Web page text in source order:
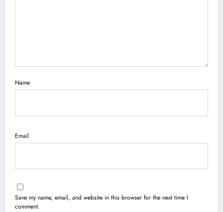
Name
Email
Save my name, email, and website in this browser for the next time I
comment.